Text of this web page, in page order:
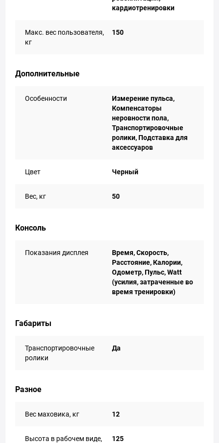
кардиотренировки
Макс. вес пользователя,
кг
150
Дополнительные
Особенности
Измерение пульса,
Компенсаторы
неровности пола,
Транспортировочные
ролики, Подставка для
аксессуаров
Цвет Черный
Вес, кг 50
Консоль
Показания дисплея
Время, Скорость,
Расстояние, Калории,
Одометр, Пульс, Watt
(усилия, затраченные во
время тренировки)
Габариты
Транспортировочные
ролики
Да
Разное
Вес маховика, кг 12
Высота в рабочем виде,
125